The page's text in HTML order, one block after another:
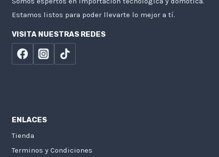
Estamos listos para poder llevarte lo mejor a tí.
VISITA NUESTRAS REDES
ENLACES
Tienda
Terminos y Condiciones